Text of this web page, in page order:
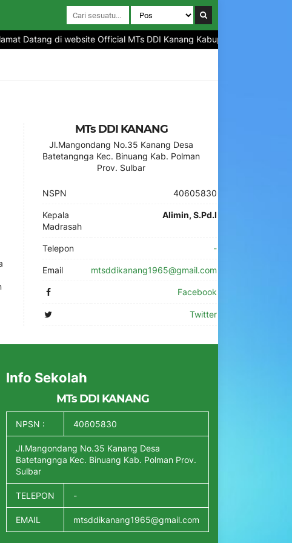
Datang di website Official MTs DDI Kanang Kabupaten Polewali
MTs DDI KANANG
Jl.Mangondang No.35 Kanang Desa
Batetangnga Kec. Binuang Kab. Polman
Prov. Sulbar
NSPN 40605830
Kepala
Madrasah
Alimin, S.Pd.I
Telepon -
Email mtsddikanang1965@gmail.com
Facebook
Twitter
Info Sekolah
MTs DDI KANANG
NPSN : 40605830
Jl.Mangondang No.35 Kanang Desa
Batetangnga Kec. Binuang Kab. Polman Prov.
Sulbar
TELEPON -
EMAIL mtsddikanang1965@gmail.com